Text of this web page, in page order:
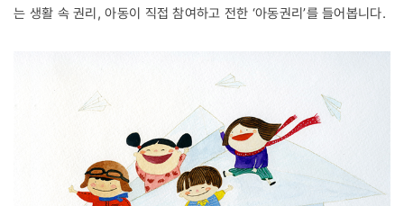
는 생활 속 권리, 아동이 직접 참여하고 전한 ‘아동권리’를 들어봅니다.